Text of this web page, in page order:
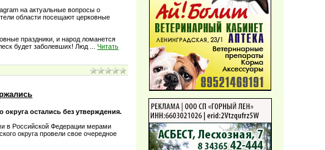
на актуальные вопросы о
области посещают церковные
праздники, и народ ломанется
будет заболевших! Люд
...Читать
остались без утверждения.
в Российской Федерации мерами
округа провели свое очередное